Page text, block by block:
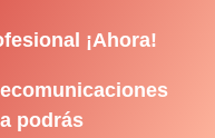
¡Ahora!
podrás